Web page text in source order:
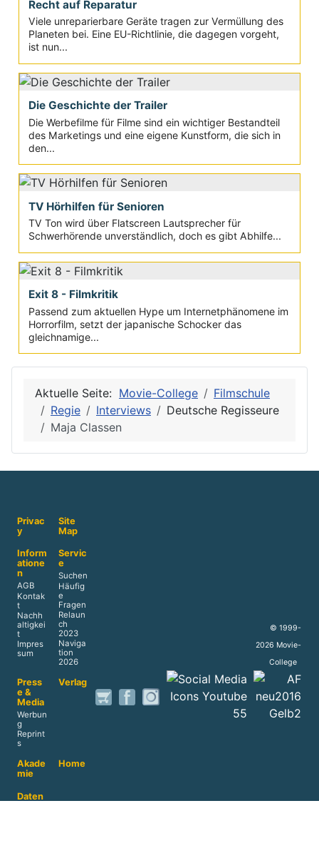
Recht auf Reparatur
Viele unreparierbare Geräte tragen zur Vermüllung des
Planeten bei. Eine EU-Richtlinie, die dagegen vorgeht,
ist nun...
Die Geschichte der Trailer
Die Werbefilme für Filme sind ein wichtiger Bestandteil
des Marketings und eine eigene Kunstform, die sich in
den...
TV Hörhilfen für Senioren
TV Ton wird über Flatscreen Lautsprecher für
Schwerhörende unverständlich, doch es gibt Abhilfe...
Exit 8 - Filmkritik
Passend zum aktuellen Hype um Internetphänomene im
Horrorfilm, setzt der japanische Schocker das
gleichnamige...
Aktuelle Seite: Movie-College
Filmschule
Regie
Interviews
Deutsche Regisseure
Maja Classen
Privac
y
Site
Map
Inform
atione
n
AGB
Kontak
t
Nachh
altigkei
t
Impres
sum
Servic
e
Suchen
Häufig
e
Fragen
Relaun
ch
2023
Naviga
tion
2026
Press
e &
Media
Werbun
g
Reprint
s
Verlag
Akade
mie
Home
Daten
© 1999-
2026 Movie-
College